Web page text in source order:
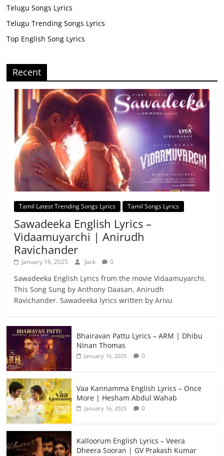
Telugu Songs Lyrics
Telugu Trending Songs Lyrics
Top English Song Lyrics
Recent
Tamil Latest Trending Songs Lyrics Tamil Songs Lyrics
Sawadeeka English Lyrics –
Vidaamuyarchi | Anirudh
Ravichander
January 16, 2025 Jack 0
Sawadeeka English Lyrics from the movie Vidaamuyarchi.
This Song Sung by Anthony Daasan, Anirudh
Ravichander. Sawadeeka lyrics written by Arivu
Bhairavan Pattu Lyrics – ARM | Dhibu
Ninan Thomas
January 16, 2025 0
Vaa Kannamma English Lyrics – Once
More | Hesham Abdul Wahab
January 16, 2025 0
Kalloorum English Lyrics – Veera
Dheera Sooran | GV Prakash Kumar